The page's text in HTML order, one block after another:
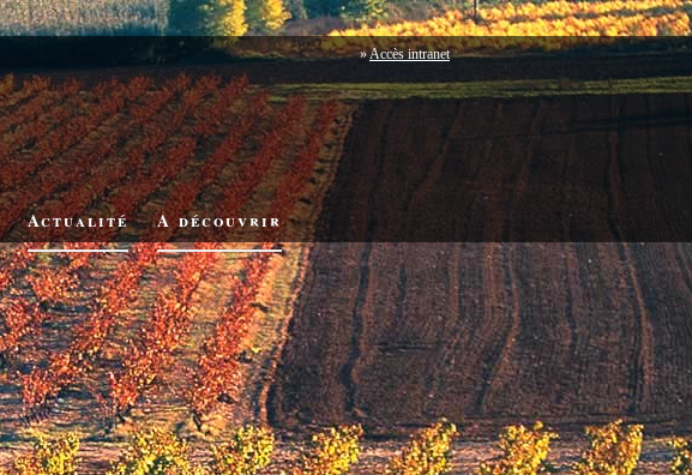
Actualité A découvrir
»Accès intranet